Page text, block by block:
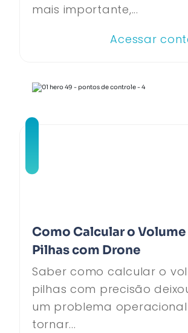
mais importante,...
Acessar
Como Calcular o Volume
Pilhas com Drone
Saber como calcular o
pilhas com precisão
um problema
tornar...